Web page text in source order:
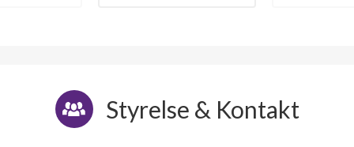
Styrelse & Kontakt